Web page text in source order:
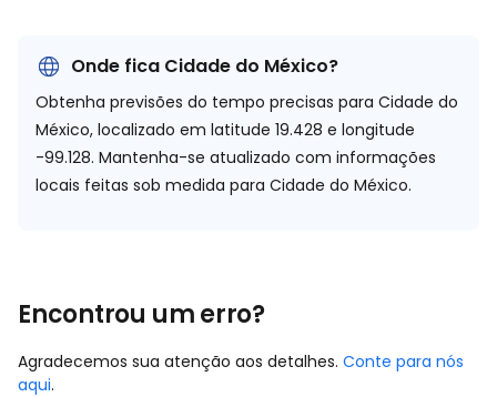
Onde fica Cidade do México?
Obtenha previsões do tempo precisas para Cidade do
México, localizado em latitude 19.428 e longitude
-99.128. Mantenha-se atualizado com informações
locais feitas sob medida para Cidade do México.
Encontrou um erro?
Agradecemos sua atenção aos detalhes. Conte para nós
aqui.